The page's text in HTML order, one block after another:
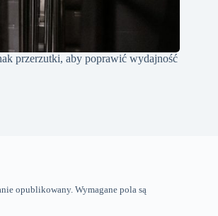
przerzutki, aby poprawić wydajność
opublikowany. Wymagane pola są